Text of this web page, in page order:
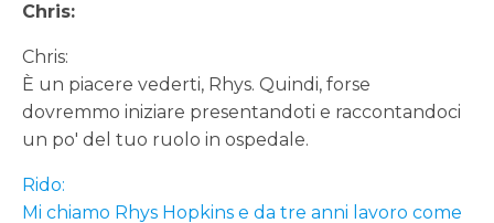
Chris:
Chris:
È un piacere vederti, Rhys. Quindi, forse
dovremmo iniziare presentandoti e raccontandoci
un po' del tuo ruolo in ospedale.
Rido:
Mi chiamo Rhys Hopkins e da tre anni lavoro come